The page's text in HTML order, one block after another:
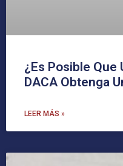
¿Es Posible Que
DACA Obtenga
LEER MÁS »